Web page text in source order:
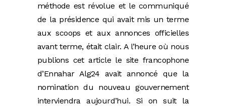
méthode est révolue et le communiqué
de la présidence qui avait mis un terme
aux scoops et aux annonces officielles
avant terme, était clair. A l’heure où nous
publions cet article le site francophone
d’Ennahar Alg24 avait annoncé que la
nomination du nouveau gouvernement
interviendra aujourd’hui. Si on suit la